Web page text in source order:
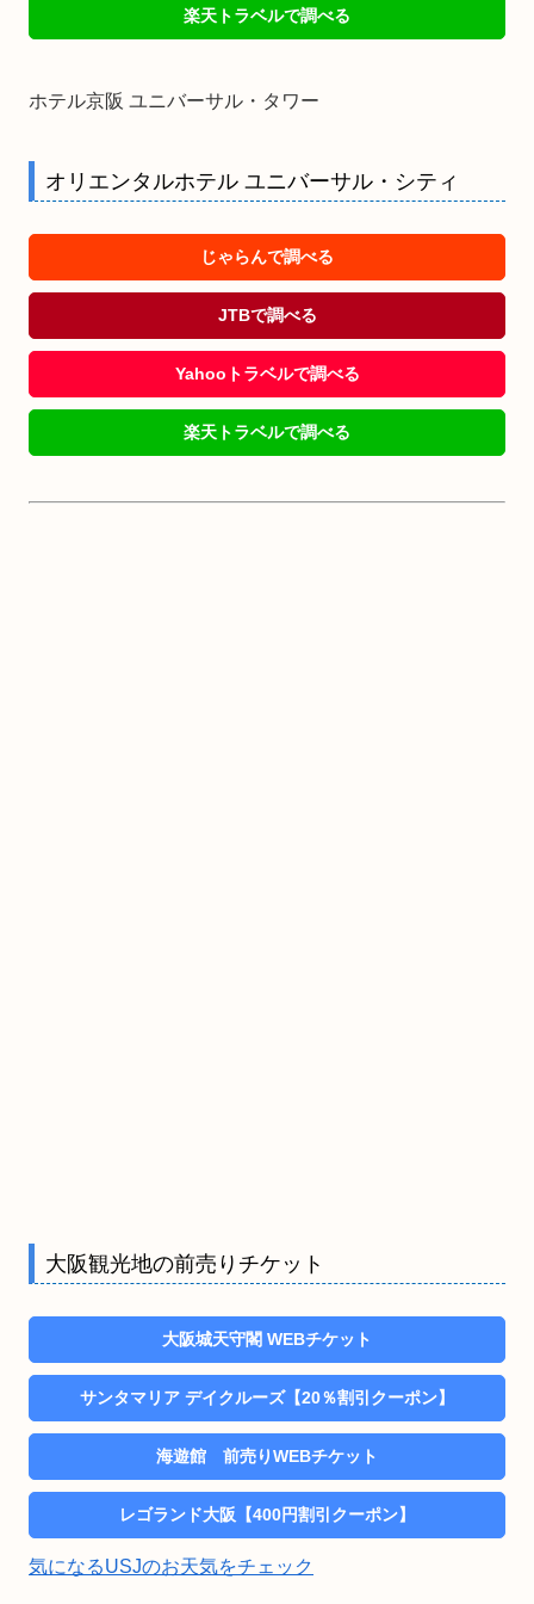
楽天トラベルで調べる
ホテル京阪 ユニバーサル・タワー
オリエンタルホテル ユニバーサル・シティ
じゃらんで調べる
JTBで調べる
Yahooトラベルで調べる
楽天トラベルで調べる
大阪観光地の前売りチケット
大阪城天守閣 WEBチケット
サンタマリア デイクルーズ【20％割引クーポン】
海遊館 前売りWEBチケット
レゴランド大阪【400円割引クーポン】
気になるUSJのお天気をチェック